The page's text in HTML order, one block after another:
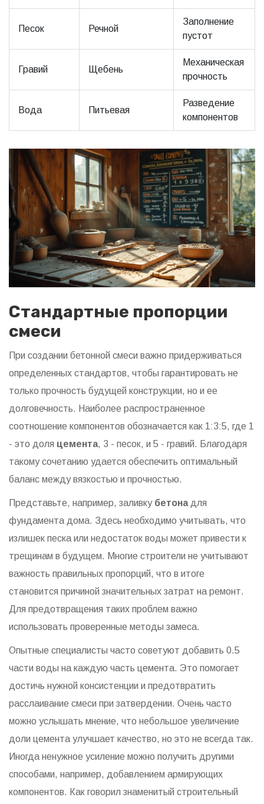
Песок Речной
Заполнение
пустот
Гравий Щебень
Механическая
прочность
Вода Питьевая
Разведение
компонентов
Стандартные пропорции
смеси
При создании бетонной смеси важно придерживаться
определенных стандартов, чтобы гарантировать не
только прочность будущей конструкции, но и ее
долговечность. Наиболее распространенное
соотношение компонентов обозначается как 1:3:5, где 1
- это доля цемента, 3 - песок, и 5 - гравий. Благодаря
такому сочетанию удается обеспечить оптимальный
баланс между вязкостью и прочностью.
Представьте, например, заливку бетонадля
фундамента дома. Здесь необходимо учитывать, что
излишек песка или недостаток воды может привести к
трещинам в будущем. Многие строители не учитывают
важность правильных пропорций, что в итоге
становится причиной значительных затрат на ремонт.
Для предотвращения таких проблем важно
использовать проверенные методы замеса.
Опытные специалисты часто советуют добавить 0.5
части воды на каждую часть цемента. Это помогает
достичь нужной консистенции и предотвратить
расслаивание смеси при затвердении. Очень часто
можно услышать мнение, что небольшое увеличение
доли цемента улучшает качество, но это не всегда так.
Иногда ненужное усиление можно получить другими
способами, например, добавлением армирующих
компонентов. Как говорил знаменитый строительный